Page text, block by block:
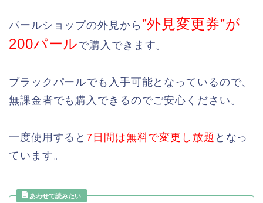
パールショップの外見から ”外見変更券”が
200パールで購入できます。
ブラックパールでも入手可能となっているので、
無課金者でも購入できるのでご安心ください。
一度使用すると 7日間は無料で変更し放題 となっ
ています。